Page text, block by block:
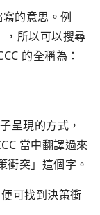
的意思。例
，所以可以搜尋
的全稱為：
現的方式，
當中翻譯過來
衝突」這個字。
可找到決策衝